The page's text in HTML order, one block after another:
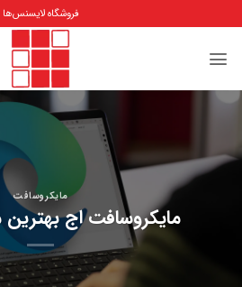
content
فروشگاه لایسنس‌ها
مایکروسافت
مایکروسافت اج بهترین